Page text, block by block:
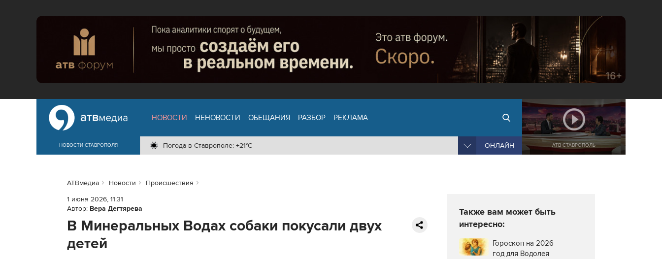
НОВОСТИ СТАВРОПОЛЯ
НОВОСТИ НЕНОВОСТИ ОБЕЩАНИЯ РАЗБОР РЕКЛАМА
Погода в Ставрополе: +21°C ОНЛАЙН АТВ СТАВРОПОЛЬ
АТВмедиа Новости
Происшествия
1 июня 2026, 11:31
Автор: Вера Дегтярева
В Минеральных Водах собаки покусали двух
детей
Также вам может быть
интересно:
Гороскоп на 2026
год для Водолея